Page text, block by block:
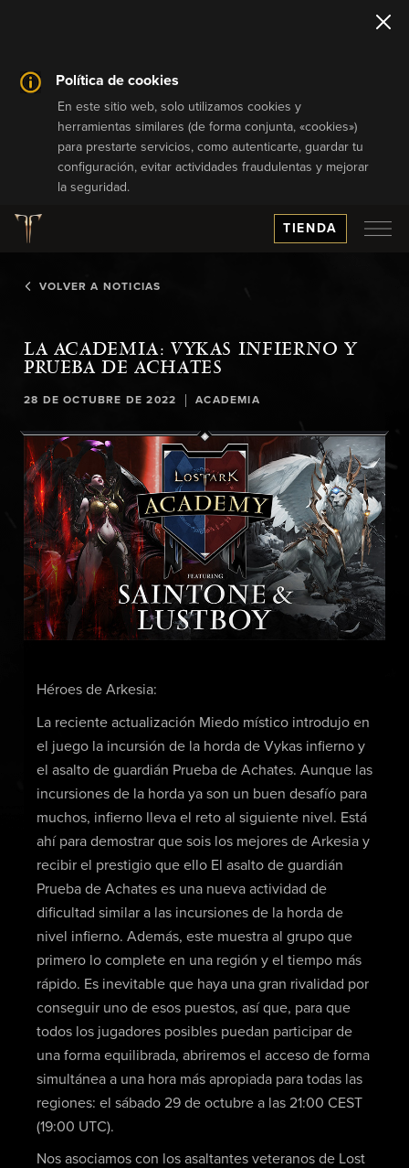
Política de cookies
En este sitio web, solo utilizamos cookies y
herramientas similares (de forma conjunta, «cookies»)
para prestarte servicios, como autenticarte, guardar tu
configuración, evitar actividades fraudulentas y mejorar
la seguridad.
TIENDA
VOLVER A NOTICIAS
LA ACADEMIA: VYKAS INFIERNO Y
PRUEBA DE ACHATES
28 DE OCTUBRE DE 2022 | ACADEMIA
Héroes de Arkesia:
La reciente actualización Miedo místico introdujo en
el juego la incursión de la horda de Vykas infierno y
el asalto de guardián Prueba de Achates. Aunque las
incursiones de la horda ya son un buen desafío para
muchos, infierno lleva el reto al siguiente nivel. Está
ahí para demostrar que sois los mejores de Arkesia y
recibir el prestigio que ello El asalto de guardián
Prueba de Achates es una nueva actividad de
dificultad similar a las incursiones de la horda de
nivel infierno. Además, este muestra al grupo que
primero lo complete en una región y el tiempo más
rápido. Es inevitable que haya una gran rivalidad por
conseguir uno de esos puestos, así que, para que
todos los jugadores posibles puedan participar de
una forma equilibrada, abriremos el acceso de forma
simultánea a una hora más apropiada para todas las
regiones: el sábado 29 de octubre a las 21:00 CEST
(19:00 UTC).
Nos asociamos con los asaltantes veteranos de Lost